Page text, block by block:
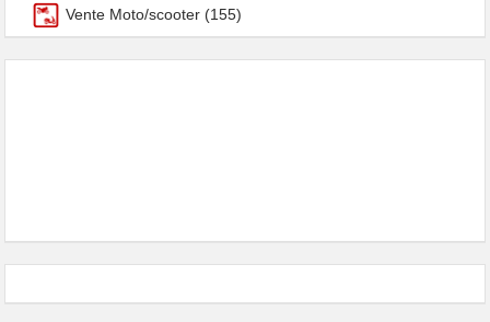
Vente Moto/scooter (155)